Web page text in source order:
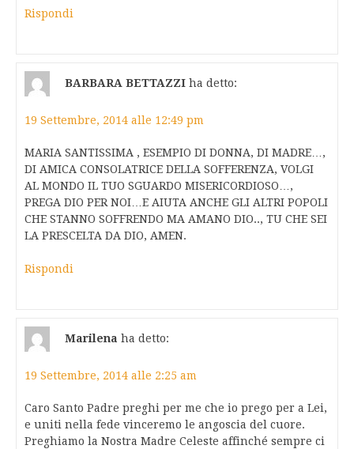
Rispondi
BARBARA BETTAZZI ha detto:
19 Settembre, 2014 alle 12:49 pm
MARIA SANTISSIMA , ESEMPIO DI DONNA, DI MADRE…,
DI AMICA CONSOLATRICE DELLA SOFFERENZA, VOLGI
AL MONDO IL TUO SGUARDO MISERICORDIOSO…,
PREGA DIO PER NOI…E AIUTA ANCHE GLI ALTRI POPOLI
CHE STANNO SOFFRENDO MA AMANO DIO.., TU CHE SEI
LA PRESCELTA DA DIO, AMEN.
Rispondi
Marilena ha detto:
19 Settembre, 2014 alle 2:25 am
Caro Santo Padre preghi per me che io prego per a Lei,
e uniti nella fede vinceremo le angoscia del cuore.
Preghiamo la Nostra Madre Celeste affinché sempre ci